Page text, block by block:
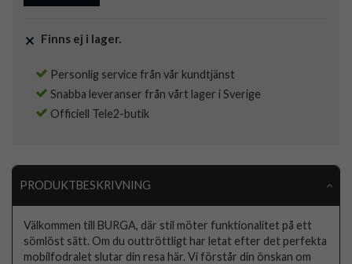
Finns ej i lager.
Personlig service från vår kundtjänst
Snabba leveranser från vårt lager i Sverige
Officiell Tele2-butik
PRODUKTBESKRIVNING
Välkommen till BURGA, där stil möter funktionalitet på ett
sömlöst sätt. Om du outtröttligt har letat efter det perfekta
mobilfodralet slutar din resa här. Vi förstår din önskan om